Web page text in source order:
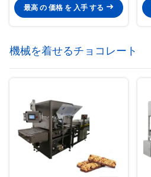
セス向けに設計
最高 の 価格 を 入手 する
機械を着せるチョコレート